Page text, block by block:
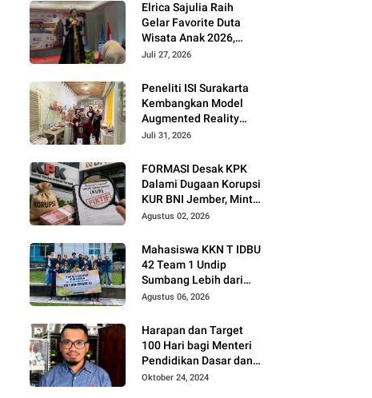
Elrica Sajulia Raih
Gelar Favorite Duta
Wisata Anak 2026,
Tunjukkan Potensi
Modeling dan Public
Speaking
Juli 27, 2026
Peneliti ISI Surakarta
Kembangkan Model
Augmented Reality
untuk Menghidupkan
Seni Berbasis Literasi
Budaya Berkelanjutan
Juli 31, 2026
FORMASI Desak KPK
Dalami Dugaan Korupsi
KUR BNI Jember, Minta
Telusuri Sistem
Tingkat Direksi
Agustus 02, 2026
Mahasiswa KKN T IDBU
42 Team 1 Undip
Sumbang Lebih dari
Rp5,7 Juta bagi UMKM
Agustus 06, 2026
Harapan dan Target
100 Hari bagi Menteri
Pendidikan Dasar dan
Menengah Kabinet
Oktober 24, 2024